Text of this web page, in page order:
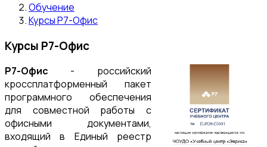
Обучение
Курсы Р7-Офис
Курсы Р7-Офис
Р7-Офис - российский
кроссплатформенный пакет
программного обеспечения
для совместной работы с
офисными документами,
входящий в Единый реестр